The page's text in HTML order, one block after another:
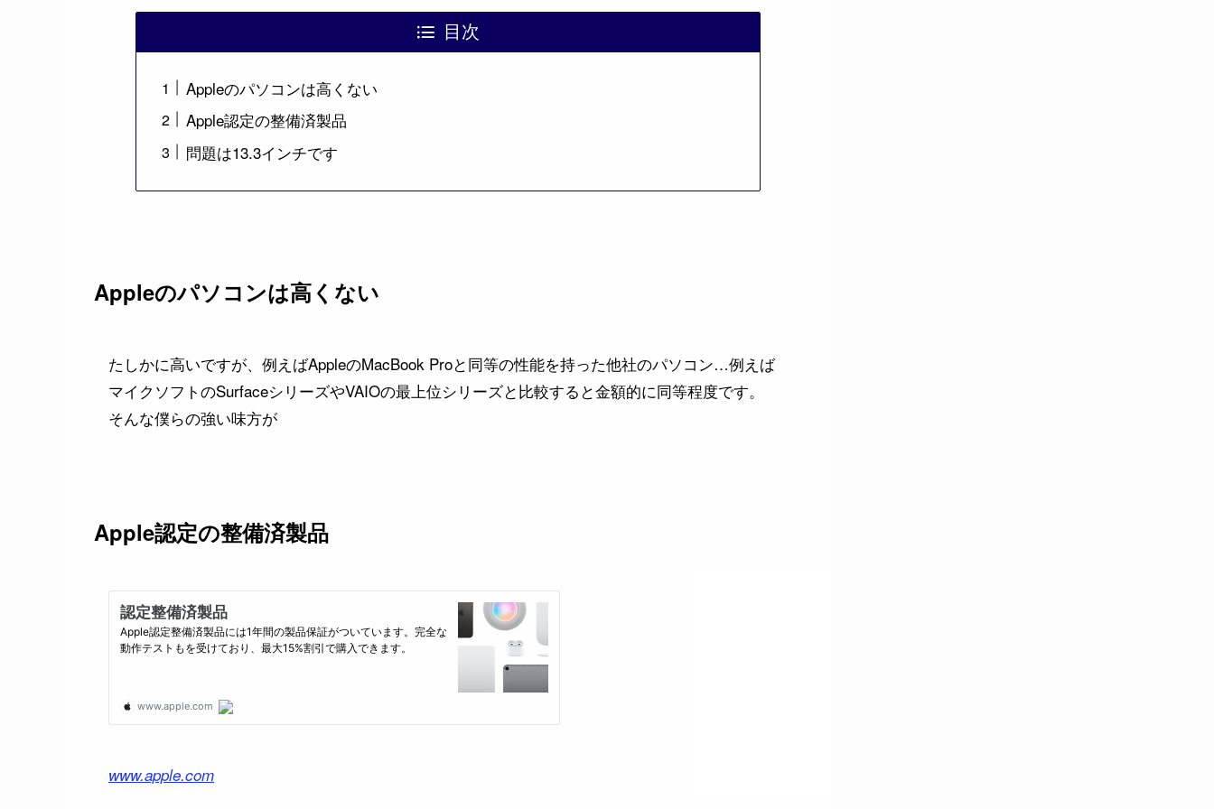
目次
Appleのパソコンは高くない
Apple認定の整備済製品
問題は13.3インチです
Appleのパソコンは高くない
たしかに高いですが、例えばAppleのMacBook Proと同等の性能を持った他社のパソコン…例えば
マイクソフトのSurfaceシリーズやVAIOの最上位シリーズと比較すると金額的に同等程度です。
そんな僕らの強い味方が
Apple認定の整備済製品
www.apple.com